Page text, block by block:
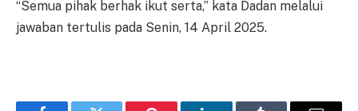
“Semua pihak berhak ikut serta,” kata Dadan melalui
jawaban tertulis pada Senin, 14 April 2025.